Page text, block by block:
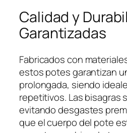
a
l
o
c
a
n
t
i
Calidad y
Garantizadas
Fabricados con
estos potes garantizan
prolongada, siendo
repetitivos. Las bisagras
evitando desgastes
que el cuerpo del pote